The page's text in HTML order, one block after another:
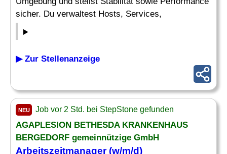
sicher. Du verwaltest Hosts, Services,
▶ Zur Stellenanzeige
NEU Job vor 2 Std. bei StepStone gefunden
AGAPLESION BETHESDA KRANKENHAUS
BERGEDORF gemeinnützige GmbH
Arbeitszeitmanager (w/m/d)